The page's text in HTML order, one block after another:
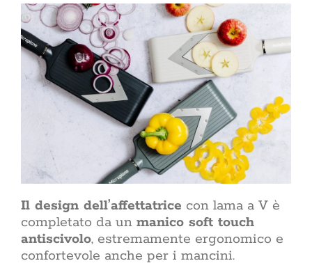
Il design dell’affettatrice con lama a V è
completato da un manico soft touch
antiscivolo, estremamente ergonomico e
confortevole anche per i mancini.